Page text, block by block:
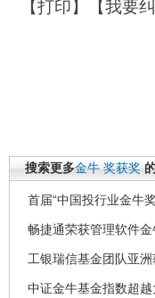
【打印】【我要
搜索更多金牛 奖获奖
首届“中国投行业金牛
畅捷通荣获管理软件金
工银瑞信基金团队亚洲
中证金牛基金指数超越